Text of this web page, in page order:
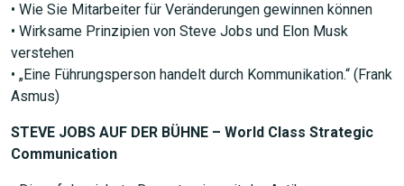
• Wie Sie Mitarbeiter für Veränderungen gewinnen können
• Wirksame Prinzipien von Steve Jobs und Elon Musk
verstehen
• „Eine Führungsperson handelt durch Kommunikation.“ (Frank
Asmus)
STEVE JOBS AUF DER BÜHNE – World Class Strategic
Communication